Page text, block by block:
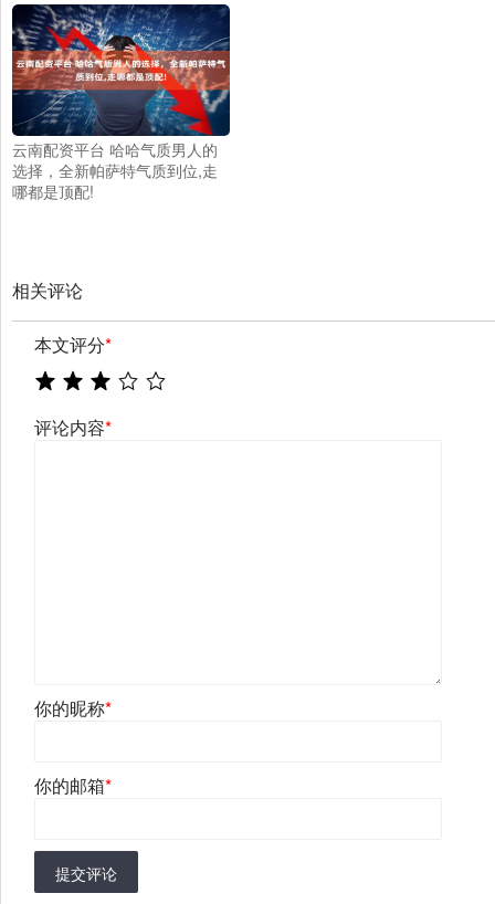
云南配资平台 哈哈气质男人的
选择，全新帕萨特气质到位,走
哪都是顶配!
相关评论
本文评分*
评论内容*
你的昵称*
你的邮箱*
提交评论